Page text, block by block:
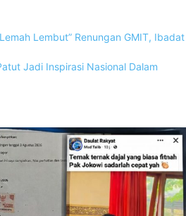
Lembut” Renungan GMIT, Ibadat
Jadi Inspirasi Nasional Dalam